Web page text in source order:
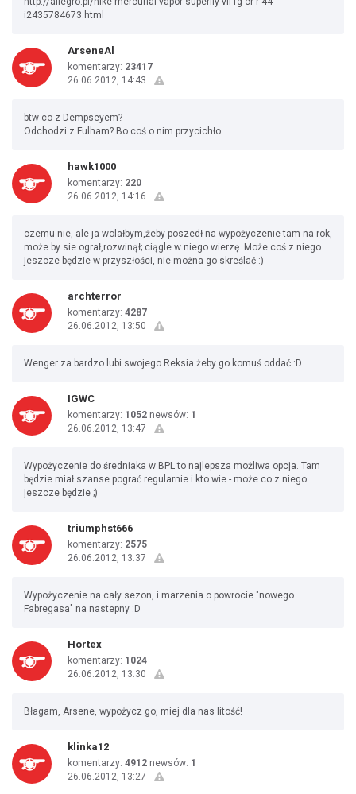
i2435784673.html
ArseneAl
komentarzy: 23417
26.06.2012, 14:43
btw co z Dempseyem?
Odchodzi z Fulham? Bo coś o nim przycichło.
hawk1000
komentarzy: 220
26.06.2012, 14:16
czemu nie, ale ja wolałbym,żeby poszedł na wypożyczenie tam na rok,
może by sie ograł,rozwinął; ciągle w niego wierzę. Może coś z niego
jeszcze będzie w przyszłości, nie można go skreślać :)
archterror
komentarzy: 4287
26.06.2012, 13:50
Wenger za bardzo lubi swojego Reksia żeby go komuś oddać :D
IGWC
komentarzy: 1052 newsów: 1
26.06.2012, 13:47
Wypożyczenie do średniaka w BPL to najlepsza możliwa opcja. Tam
będzie miał szanse pograć regularnie i kto wie - może co z niego
jeszcze będzie ;)
triumphst666
komentarzy: 2575
26.06.2012, 13:37
Wypożyczenie na cały sezon, i marzenia o powrocie "nowego
Fabregasa" na nastepny :D
Hortex
komentarzy: 1024
26.06.2012, 13:30
Błagam, Arsene, wypożycz go, miej dla nas litość!
klinka12
komentarzy: 4912 newsów: 1
26.06.2012, 13:27